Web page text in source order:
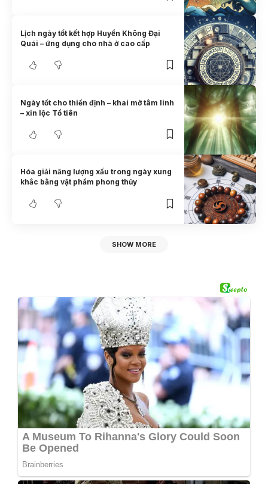
Lịch ngày tốt kết hợp Huyền Không Đại
Quái – ứng dụng cho nhà ở cao cấp
Ngày tốt cho thiền định – khai mở tâm linh
– xin lộc Tổ tiên
Hóa giải năng lượng xấu trong ngày xung
khắc bằng vật phẩm phong thủy
SHOW MORE